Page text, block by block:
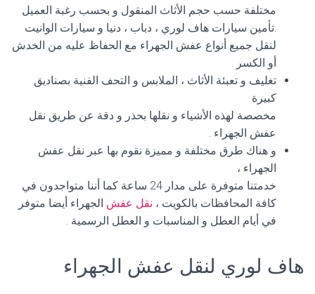
مختلفة حسب حجم الأثاث المنقول و بحسب رغبة العميل
.تأمين سيارات هاف لوري ، دباب ، دنيا و سيارات الوانيت
لنقل جميع أنواع عفش الجهراء مع الحفاظ عليه من الخدش
أو الكسر .
تغليف و تعبئة الأثاث ، الملابس و التحف الفنية بصناديق
كبيرة
مخصصة لهذه الأشياء و نقلها بحذر و دقة عن طريق نقل
عفش الجهراء .
و هناك طرق مختلفة و مميزة نقوم بها عبر نقل عفش
الجهراء ،
خدمتنا متوفرة على مدار 24 ساعة كما أننا متواجدون في
كافة المحافظات بالكويت ، نقل عفش الجهراء أيضا متوفر
في أيام العطل و المناسبات و العطل الرسمية .
هاف لوري لنقل عفش الجهراء